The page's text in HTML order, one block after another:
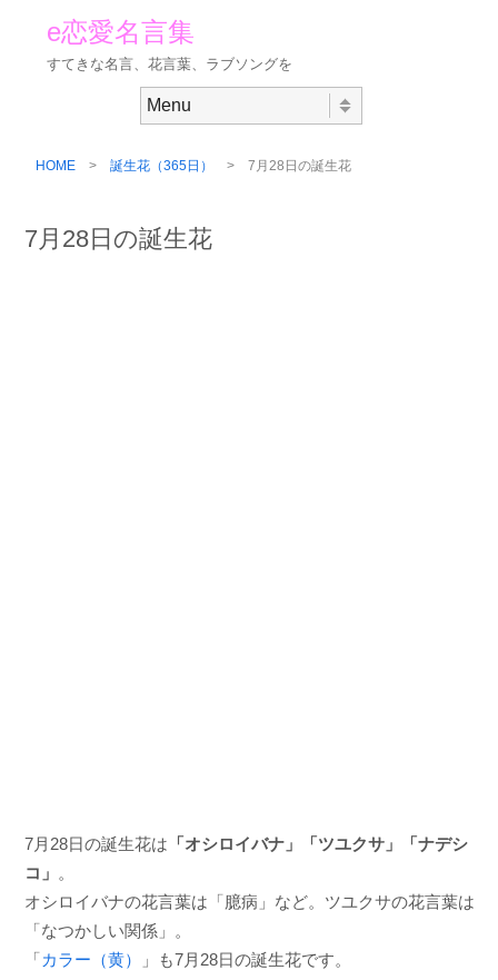
e恋愛名言集
すてきな名言、花言葉、ラブソングを
HOME > 誕生花（365日） > 7月28日の誕生花
7月28日の誕生花
7月28日の誕生花は 「オシロイバナ」「ツユクサ」「ナデシ
コ」 。
オシロイバナの花言葉は「臆病」など。ツユクサの花言葉は
「なつかしい関係」。
「カラー（黄） 」も7月28日の誕生花です。